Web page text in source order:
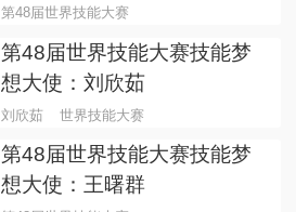
第48届世界技能大赛
第48届世界技能大赛技能梦
想大使：刘欣茹
刘欣茹 世界技能大赛
第48届世界技能大赛技能梦
想大使：王曙群